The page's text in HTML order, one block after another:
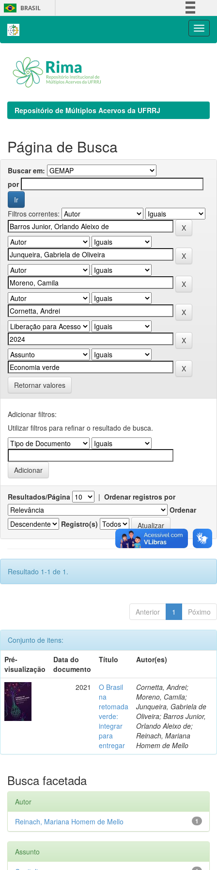
Skip
navigation
BRASIL
Repositório de Múltiplos Acervos da UFRRJ
Página de Busca
Buscar em:
por
Filtros correntes:
Retornar valores
Adicionar filtros:
Utilizar filtros para refinar o resultado de busca.
Resultados/Página | Ordenar registros por
Ordenar
Registro(s)
Resultado 1-1 de 1.
Anterior 1 Póximo
Conjunto de itens:
Pré-
visualização
Data do
documento
Título Autor(es)
2021
O Brasil
na
retomada
verde:
integrar
para
entregar
Cornetta, Andrei;
Moreno, Camila;
Junqueira, Gabriela de
Oliveira; Barros Junior,
Orlando Aleixo de;
Reinach, Mariana
Homem de Mello
Busca facetada
Autor
1
Reinach, Mariana Homem de Mello
Assunto